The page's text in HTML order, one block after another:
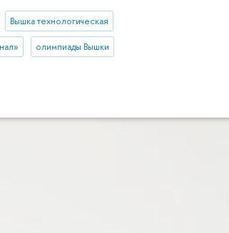
Вышка технологическая
олимпиады Вышки